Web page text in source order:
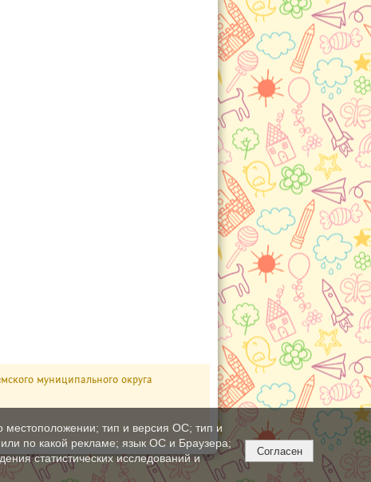
муниципального округа
местоположении; тип и версия ОС; тип и
или по какой рекламе; язык ОС и Браузера;
статистических исследований и
Согласен